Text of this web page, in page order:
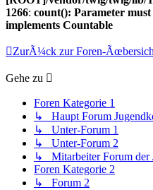
1266: count(): Parameter
implements Countable
ZurÃ¼ck zur Foren-
Gehe zu
Foren Kategorie 1
↳ Haupt Forum
↳ Unter-Forum 1
↳ Unter-Forum 2
↳ Mitarbeiter Forum der
Foren Kategorie 2
↳ Forum 2